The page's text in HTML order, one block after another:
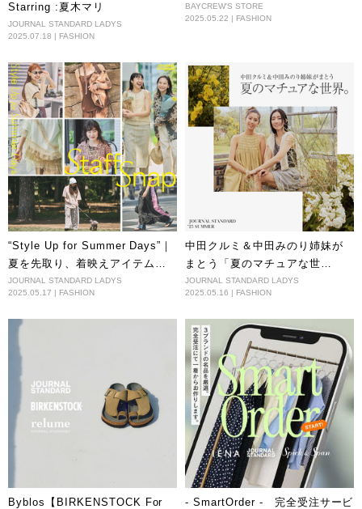
Starring :夏木マリ
JOURNAL STANDARD LADYS
2025.07.18 | FASHION
BAYCREW'S STORE
2025.05.22 | FASHION
“Style Up for Summer Days”｜
夏を先取り、着映えアイテムを
纏って出かけよう。
JOURNAL STANDARD LADYS
2025.05.17 | FASHION
中田クルミ＆中田みのり姉妹が
まとう「夏のマチュアな世
界。」
JOURNAL STANDARD LADYS
2025.05.16 | FASHION
Byblos【BIRKENSTOCK For
- SmartOrder - 完全受注サービ